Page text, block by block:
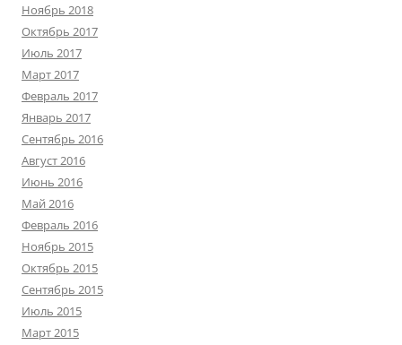
Ноябрь 2018
Октябрь 2017
Июль 2017
Март 2017
Февраль 2017
Январь 2017
Сентябрь 2016
Август 2016
Июнь 2016
Май 2016
Февраль 2016
Ноябрь 2015
Октябрь 2015
Сентябрь 2015
Июль 2015
Март 2015